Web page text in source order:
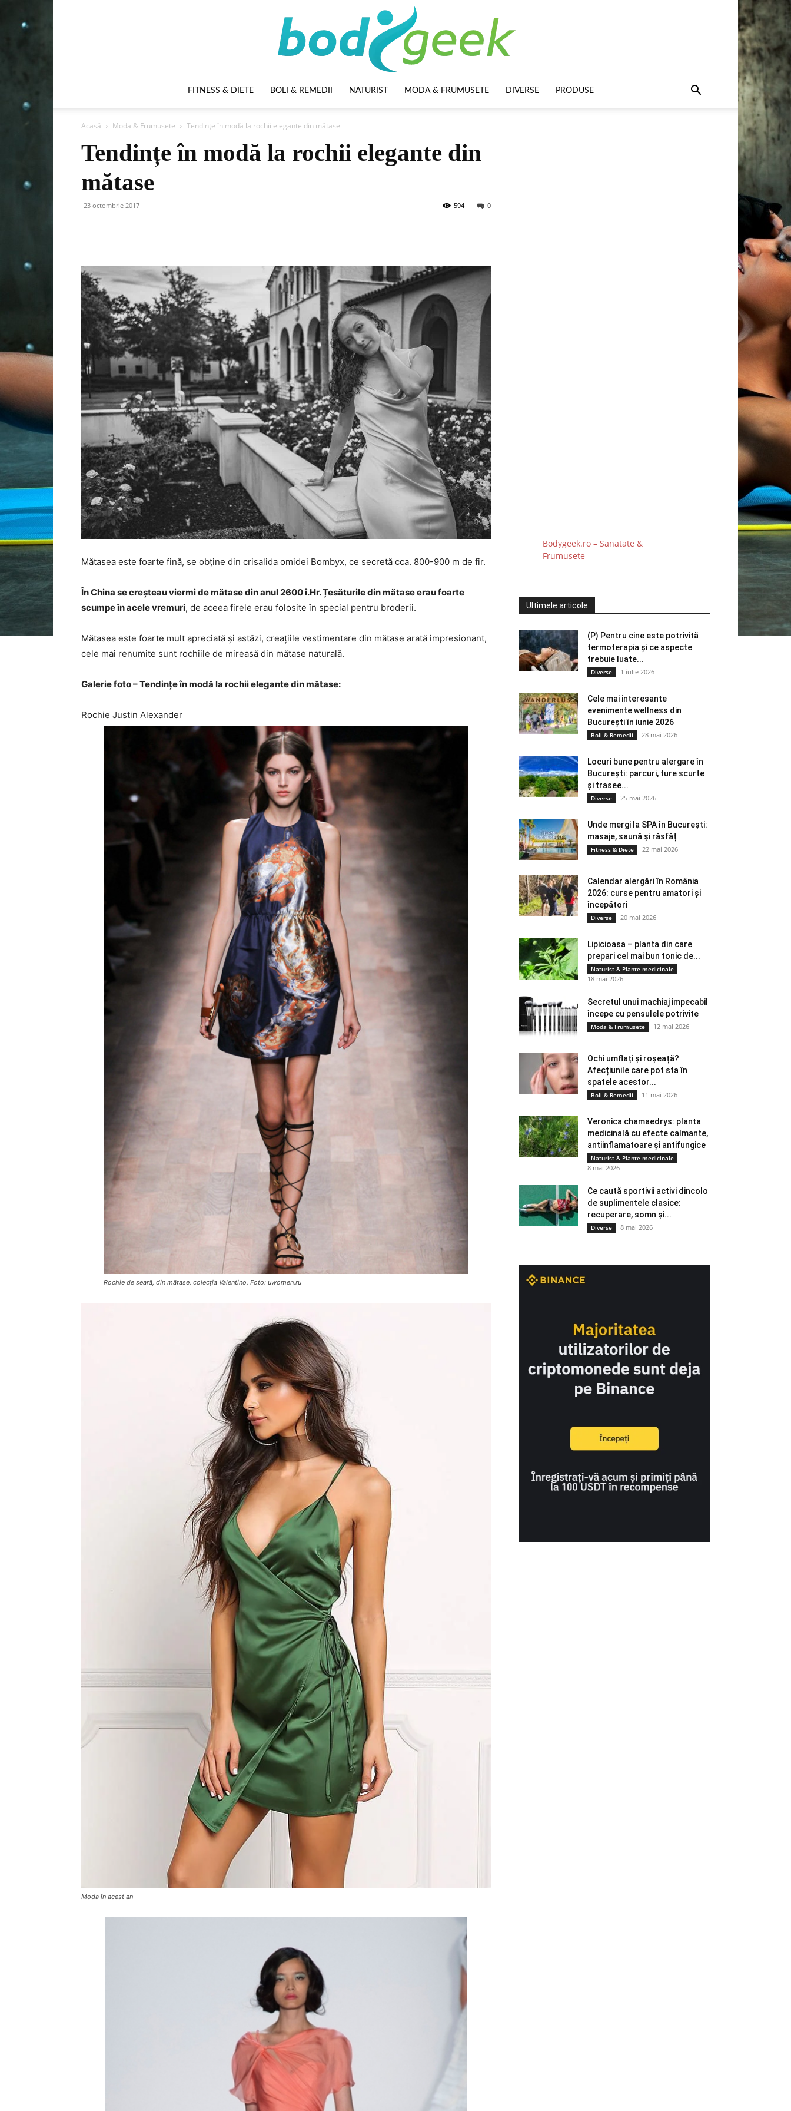
FITNESS & DIETE BOLI & REMEDII NATURIST MODA & FRUMUSETE DIVERSE PRODUSE
Acasă Moda & Frumusete Tendințe în modă la rochii elegante din mătase
Tendințe în modă la rochii elegante din
mătase
23 octombrie 2017 0
594
Mătasea este foarte fină, se obține din crisalida omidei Bombyx, ce secretă cca. 800-900 m de fir.
În China se creșteau viermi de mătase din anul 2600 î.Hr. Țesăturile din mătase erau foarte
scumpe în acele vremuri, de aceea firele erau folosite în special pentru broderii.
Mătasea este foarte mult apreciată și astăzi, creațiile vestimentare din mătase arată impresionant,
cele mai renumite sunt rochiile de mireasă din mătase naturală.
Galerie foto – Tendințe în modă la rochii elegante din mătase:
Rochie Justin Alexander
Rochie de seară, din mătase, colecția Valentino, Foto: uwomen.ru
Moda în acest an
Bodygeek.ro – Sanatate &
Frumusete
Ultimele articole
(P) Pentru cine este potrivită
termoterapia și ce aspecte
trebuie luate...
Diverse 1 iulie 2026
Cele mai interesante
evenimente wellness din
București în iunie 2026
Boli & Remedii 28 mai 2026
Locuri bune pentru alergare în
București: parcuri, ture scurte
și trasee...
Diverse 25 mai 2026
Unde mergi la SPA în București:
masaje, saună și răsfăț
Fitness & Diete 22 mai 2026
Calendar alergări în România
2026: curse pentru amatori și
începători
Diverse 20 mai 2026
Lipicioasa – planta din care
prepari cel mai bun tonic de...
Naturist & Plante medicinale
18 mai 2026
Secretul unui machiaj impecabil
începe cu pensulele potrivite
Moda & Frumusete 12 mai 2026
Ochi umflați și roșeață?
Afecțiunile care pot sta în
spatele acestor...
Boli & Remedii 11 mai 2026
Veronica chamaedrys: planta
medicinală cu efecte calmante,
antiinflamatoare și antifungice
Naturist & Plante medicinale
8 mai 2026
Ce caută sportivii activi dincolo
de suplimentele clasice:
recuperare, somn și...
Diverse 8 mai 2026